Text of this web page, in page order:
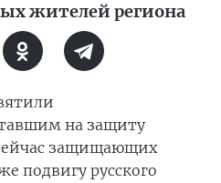
жителей региона
на защиту
защищающих
подвигу русского